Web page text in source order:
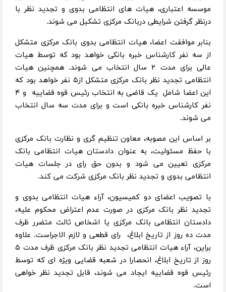
موسسه اعتباری، هیات های انتظامی بدوی و تجدید نظر با
درنظر گرفتن شرایطی دربانک مرکزی تشکیل می شوند.
بنابر موافقت اعضا، هیات انتظامی بدوی بانک مرکزی متشکل
از سه نفر کارشناس خبره بانکی خواهد بود که توسط هیات
عالی برای مدت ۲ سال انتخاب می شوند. همچنین هیات
انتظامی تجدید نظر بانک مرکزی متشکل از۵ نفر خواهد بود که
این اعضا شامل یک قاضی به انتخاب رئیس قوه قضاییه و ۴
نفر کارشناس خبره بانکی است و برای مدت سه سال انتخاب
می شوند.
بر اساس این مصوبه، معاون تنظیم گری و نظارت بانک مرکزی
با حفظ مسئولیت، به عنوان دادستان هیات انتظامی بانک
مرکزی تعیین می شود و بدون حق رای در جلسات هیات
انتظامی بدوی و تجدید نظر بانک مرکزی شرکت می کند.
با تصویب اعضای دو کمیسیون، آراء هیات انتظامی بدوی و
تجدید نظر بانک مرکزی در صورت عدم اعتراض محکوم علیه،
دادستان انتظامی بانک مرکزی یا اشخاص ثالث متضرر ظرف
مدت ده روز از تاریخ ابلاغ، رای قطعی و لازم الاجراست. علاوه
براین، آراء هیات انتظامی تجدید نظر بانک مرکزی ظرف مدت ۵
روز از تاریخ ابلاغ، انحصارا در شعبه قضایی ویژه ای که توسط
رئیس قوه قضاییه ایجاد می شوند، قابل تجدید نظر خواهی
است.